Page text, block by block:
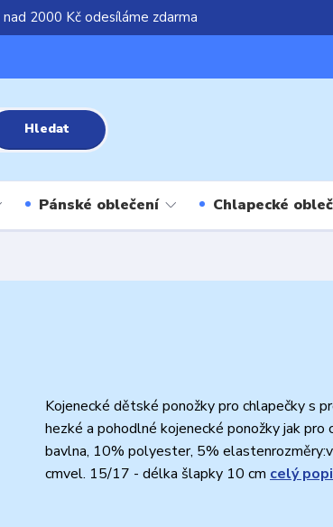
2000 Kč odesíláme zdarma
Hledat
Pánské oblečení Chlapecké
Kojenecké dětské ponožky pro chlapečky s
hezké a pohodlné kojenecké ponožky jak pro
bavlna, 10% polyester, 5%
cmvel. 15/17 - délka šlapky 10 cm celý